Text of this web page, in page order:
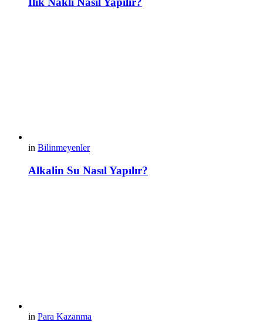
in Bilinmeyenler
Alkalin Su Nasıl Yapılır?
in Para Kazanma